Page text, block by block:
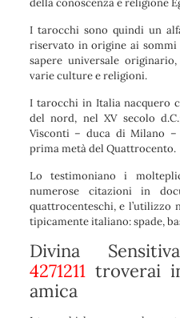
della conoscenza e religione
I tarocchi sono quindi un
riservato in origine ai sommi
sapere universale
varie culture e religioni.
I tarocchi in Italia nacquero
del nord, nel XV secolo
Visconti – duca di Milano
prima metà del Quattrocento.
Lo testimoniano i
numerose citazioni in
quattrocenteschi, e l’utilizzo
tipicamente italiano: spade,
Divina
4271211 troverai
amica